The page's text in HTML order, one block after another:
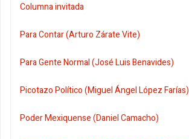
Columna invitada
Para Contar (Arturo Zárate Vite)
Para Gente Normal (José Luis Benavides)
Picotazo Político (Miguel Ángel López Farías)
Poder Mexiquense (Daniel Camacho)